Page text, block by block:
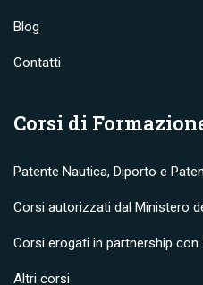
Blog
Contatti
Corsi di
Patente Nautica, Diporto e
Corsi autorizzati dal Ministero
Corsi erogati in partnership con
Altri corsi